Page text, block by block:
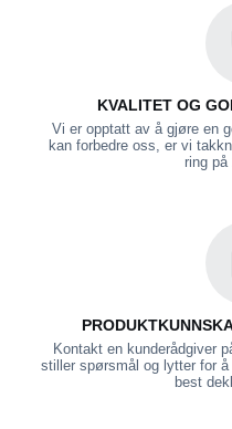
KVALITET OG
Vi er opptatt av å gjøre en
kan forbedre oss, er vi
ring på
Kontakt en kunderådgiver
stiller spørsmål og lytter for
best